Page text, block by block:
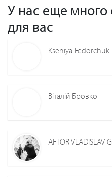
У нас еще много
для вас
Kseniya Fedorchuk
Віталій Бровко
AFTOR VLADISLAV